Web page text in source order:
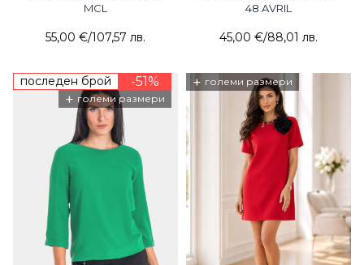
MCL
55,00 €/107,57 лв.
48 AVRIL
45,00 €/88,01 лв.
последен брой -51%
+ големи размери
+ големи размери